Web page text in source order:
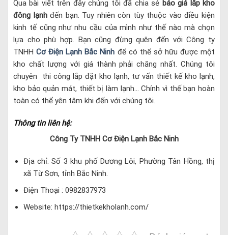
Qua bài viết trên đây chúng tôi đã chia sẻ báo giá lắp kho
đông lạnhđến bạn. Tuy nhiên còn tùy thuộc vào điều kiện
kinh tế cũng như nhu cầu của mình như thế nào mà chọn
lựa cho phù hợp. Bạn cũng đừng quên đến với Công ty
TNHHCơ Điện Lạnh Bắc Ninh để có thể sở hữu được một
kho chất lượng với giá thành phải chăng nhất. Chúng tôi
chuyên thi công lắp đặt kho lạnh, tư vấn thiết kế kho lạnh,
kho bảo quản mát, thiết bị làm lạnh… Chính vì thế bạn hoàn
toàn có thể yên tâm khi đến với chúng tôi.
Thông tin liên hệ:
Công Ty TNHH Cơ Điện Lạnh Bắc Ninh
Địa chỉ: Số 3 khu phố Dương Lôi, Phường Tân Hồng, thị
xã Từ Sơn, tỉnh Bắc Ninh.
Điện Thoại : 0982837973
Website: https://thietkekholanh.com/